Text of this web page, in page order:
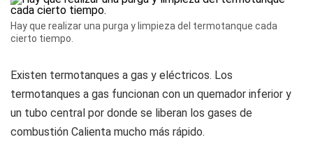
Hay que realizar una purga y limpieza del termotanque cada
cierto tiempo.
Existen termotanques a gas y eléctricos. Los
termotanques a gas funcionan con un quemador inferior y
un tubo central por donde se liberan los gases de
combustión Calienta mucho más rápido.